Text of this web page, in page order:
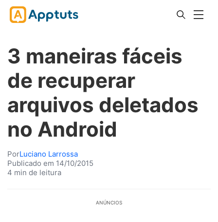
3 maneiras fáceis
de recuperar
arquivos deletados
no Android
PorLuciano Larrossa
Publicado em 14/10/2015
4 min de leitura
ANÚNCIOS